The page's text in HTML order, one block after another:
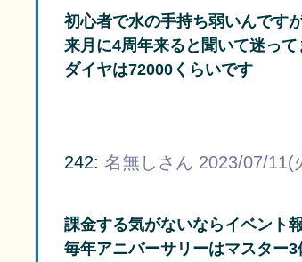
初心者で水の手持ち弱いんです
来月に4周年来ると聞いて迷って
ダイヤは72000くらいです
242: 名無しさん 2023/07/11(
課金する気がないならイベント
毎年アニバーサリーはマスター